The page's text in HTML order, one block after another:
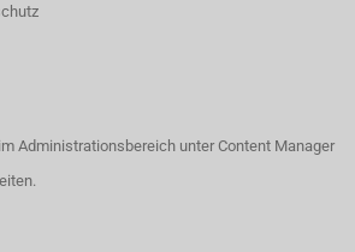
Administrationsbereich unter Content Manager